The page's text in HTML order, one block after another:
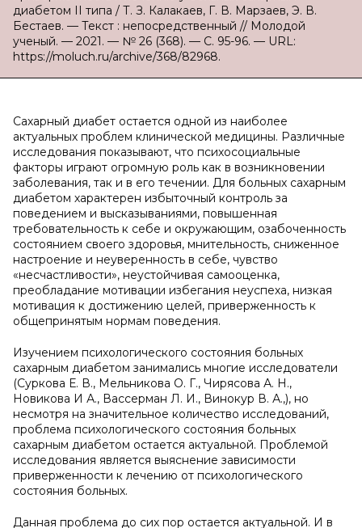
диабетом II типа / Т. З. Калакаев, Г. В. Марзаев, Э. В.
Бестаев. — Текст : непосредственный // Молодой
ученый. — 2021. — № 26 (368). — С. 95-96. — URL:
https://moluch.ru/archive/368/82968.
Сахарный диабет остается одной из наиболее
актуальных проблем клинической медицины. Различные
исследования показывают, что психосоциальные
факторы играют огромную роль как в возникновении
заболевания, так и в его течении. Для больных сахарным
диабетом характерен избыточный контроль за
поведением и высказываниями, повышенная
требовательность к себе и окружающим, озабоченность
состоянием своего здоровья, мнительность, сниженное
настроение и неуверенность в себе, чувство
«несчастливости», неустойчивая самооценка,
преобладание мотивации избегания неуспеха, низкая
мотивация к достижению целей, приверженность к
общепринятым нормам поведения.
Изучением психологического состояния больных
сахарным диабетом занимались многие исследователи
(Суркова Е. В., Мельникова О. Г., Чирясова А. Н.,
Новикова И А., Вассерман Л. И., Винокур В. А.,), но
несмотря на значительное количество исследований,
проблема психологического состояния больных
сахарным диабетом остается актуальной. Проблемой
исследования является выяснение зависимости
приверженности к лечению от психологического
состояния больных.
Данная проблема до сих пор остается актуальной. И в